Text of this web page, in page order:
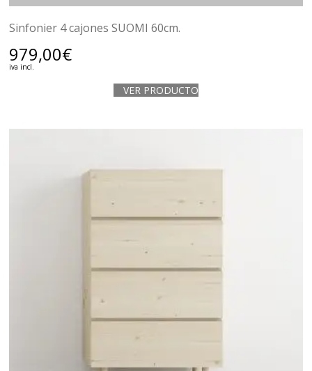
Sinfonier 4 cajones SUOMI 60cm.
979,00€
iva incl.
VER PRODUCTO